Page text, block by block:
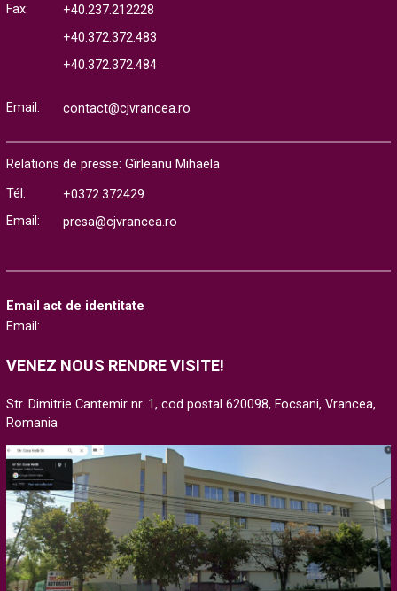
Fax:
+40.237.212228
+40.372.372.483
+40.372.372.484
Email: contact@cjvrancea.ro
Relations de presse: Gîrleanu Mihaela
Tél:
+0372.372429
Email:
presa@cjvrancea.ro
Email act de identitate
Email:
VENEZ NOUS RENDRE VISITE!
Str. Dimitrie Cantemir nr. 1, cod postal 620098, Focsani, Vrancea,
Romania